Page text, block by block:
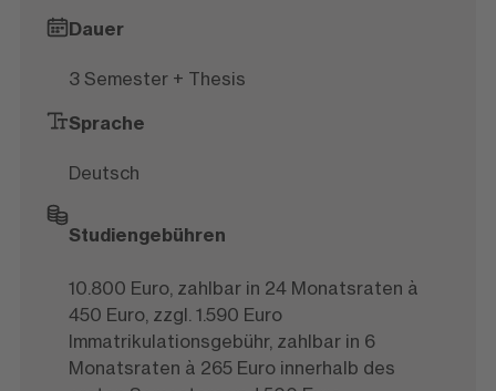
Dauer
3 Semester + Thesis
Sprache
Deutsch
Studiengebühren
10.800 Euro, zahlbar in 24 Monatsraten à
450 Euro, zzgl. 1.590 Euro
Immatrikulationsgebühr, zahlbar in 6
Monatsraten à 265 Euro innerhalb des